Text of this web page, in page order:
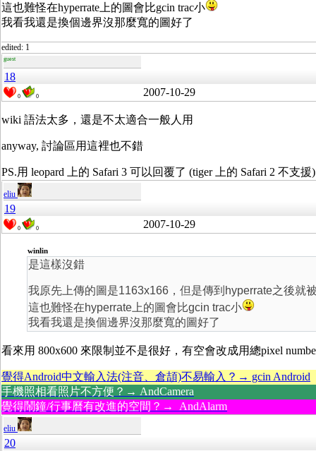
這也難怪在hyperrate上的圖會比gcin trac小
我看我還是換個邊界沒那麼寬的圖好了
edited: 1
guest
18
0 0 2007-10-29
wiki 語法太多，還是不太適合一般人用
anyway, 討論區用這裡也不錯
PS.用 leopard 上的 Safari 3 可以回覆了 (tiger 上的 Safari 2 不支
eliu
19
0 0 2007-10-29
winlin
是這樣沒錯
我原先上傳的圖是1163x166，但是傳到hyperrate之後就
這也難怪在hyperrate上的圖會比gcin trac小
我看我還是換個邊界沒那麼寬的圖好了
看來用 800x600 來限制並不是很好，有空會改成用總pixel
覺得Android中文輸入法(注音、倉頡)不易輸入？→ gcin Android
手機照相看照片不方便？→ AndCamera
覺得鬧鐘/行事曆有改進的空間？→ AndAlarm
eliu
20